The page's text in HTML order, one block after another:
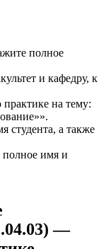
полное
и кафедру, к
на тему:
студента, а также
имя и
—